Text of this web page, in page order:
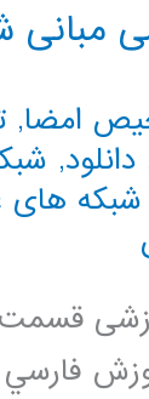
امضا,
دانلود,
شبکه